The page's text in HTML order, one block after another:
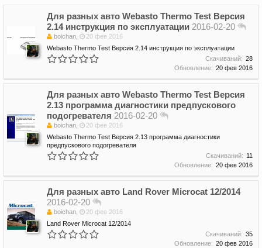
Для разных авто Webasto Thermo Test Версия
2.14 инструкция по эксплуатации 2016-02-20
boichan
20 фев 2016
Webasto Thermo Test Версия 2.14 инструкция по эксплуатации
Скачиваний: 28
Обновление: 20 фев 2016
Для разных авто Webasto Thermo Test Версия
2.13 программа диагностики предпускового
подогревателя 2016-02-20
boichan
20 фев 2016
Webasto Thermo Test Версия 2.13 программа диагностики
предпускового подогревателя
Скачиваний: 11
Обновление: 20 фев 2016
Для разных авто Land Rover Microcat 12/2014
2016-02-20
boichan
20 фев 2016
Land Rover Microcat 12/2014
Скачиваний: 35
Обновление: 20 фев 2016